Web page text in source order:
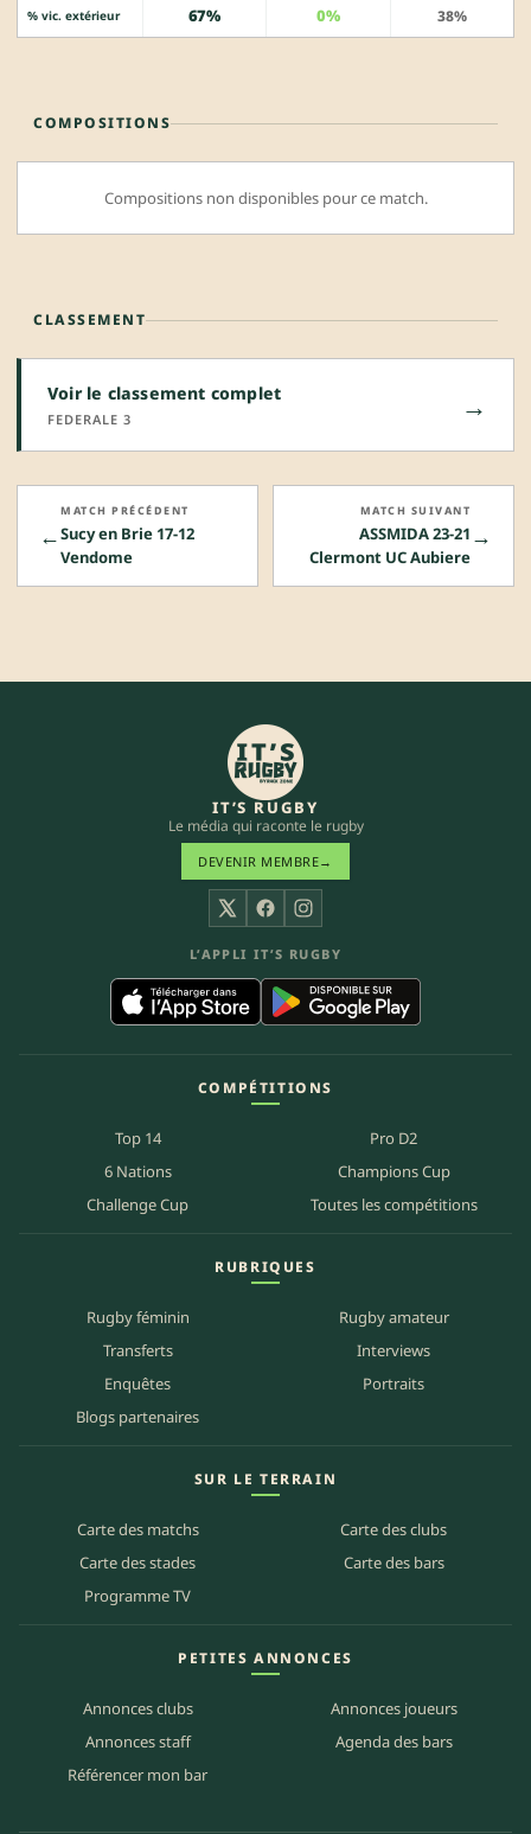
% vic. extérieur 67% 0% 38%
COMPOSITIONS
Compositions non disponibles pour ce match.
CLASSEMENT
Voir le classement complet
FEDERALE 3 →
←
MATCH PRÉCÉDENT
Sucy en Brie 17-12
Vendome
→
MATCH SUIVANT
ASSMIDA 23-21
Clermont UC Aubiere
IT’S RUGBY
Le média qui raconte le rugby
DEVENIR MEMBRE→
X FacebookInstagram
L’APPLI IT’S RUGBY
COMPÉTITIONS
Top 14
Pro D2
6 Nations
Champions Cup
Challenge Cup
Toutes les compétitions
RUBRIQUES
Rugby féminin
Rugby amateur
Transferts
Interviews
Enquêtes
Portraits
Blogs partenaires
SUR LE TERRAIN
Carte des matchs
Carte des clubs
Carte des stades
Carte des bars
Programme TV
PETITES ANNONCES
Annonces clubs
Annonces joueurs
Annonces staff
Agenda des bars
Référencer mon bar